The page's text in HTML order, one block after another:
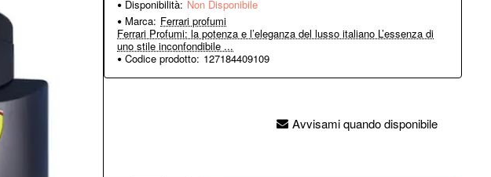
Disponibilità: Non Disponibile
Marca: Ferrari profumi
Ferrari Profumi: la potenza e l’eleganza del lusso italiano L’essenza di
uno stile inconfondibile ...
Codice prodotto: 127184409109
Avvisami quando disponibile